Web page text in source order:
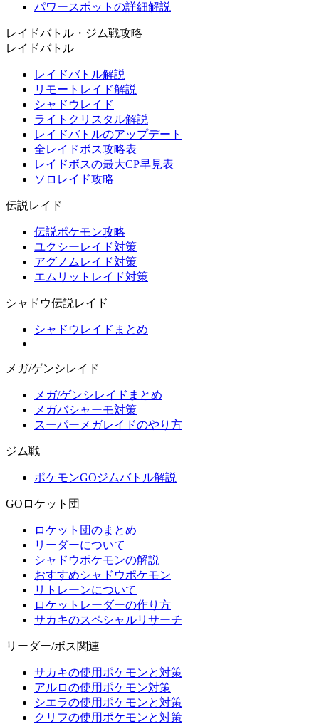
パワースポットの詳細解説
レイドバトル・ジム戦攻略
レイドバトル
レイドバトル解説
リモートレイド解説
シャドウレイド
ライトクリスタル解説
レイドバトルのアップデート
全レイドボス攻略表
レイドボスの最大CP早見表
ソロレイド攻略
伝説レイド
伝説ポケモン攻略
ユクシーレイド対策
アグノムレイド対策
エムリットレイド対策
シャドウ伝説レイド
シャドウレイドまとめ
メガ/ゲンシレイド
メガ/ゲンシレイドまとめ
メガバシャーモ対策
スーパーメガレイドのやり方
ジム戦
ポケモンGOジムバトル解説
GOロケット団
ロケット団のまとめ
リーダーについて
シャドウポケモンの解説
おすすめシャドウポケモン
リトレーンについて
ロケットレーダーの作り方
サカキのスペシャルリサーチ
リーダー/ボス関連
サカキの使用ポケモンと対策
アルロの使用ポケモン対策
シエラの使用ポケモンと対策
クリフの使用ポケモンと対策